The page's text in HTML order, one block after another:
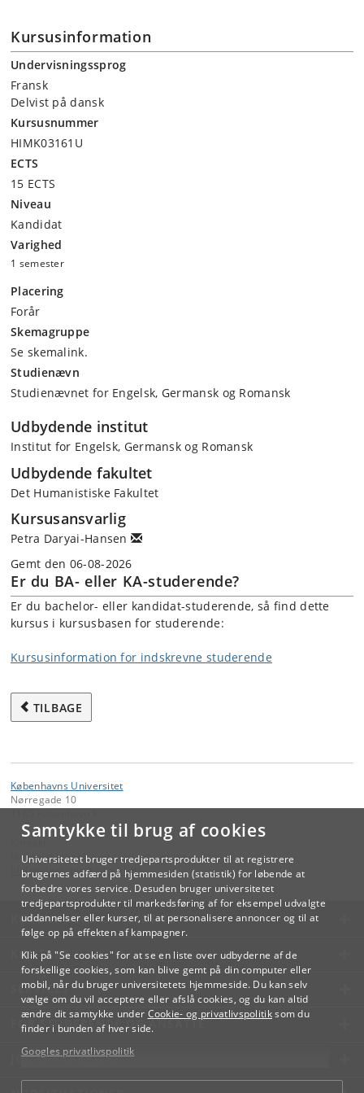
Samtykke til brug af cookies
Universitetet bruger tredjepartsprodukter til at registrere
brugernes adfærd på hjemmesiden (statistik) for løbende at
forbedre vores service. Desuden bruger universitetet
tredjepartsprodukter til markedsføring af for eksempel udvalgte
uddannelser eller kurser, til at personalisere annoncer og til at
følge op på effekten af kampagner.
Klik på "Se cookies" for at se en liste over udbyderne af de
forskellige cookies, som kan blive gemt på din computer eller
mobil, når du bruger universitetets hjemmeside. Du kan selv
vælge om du vil acceptere eller afslå cookies, og du kan altid
ændre dit samtykke under Cookie- og privatlivspolitiksom du
finder i bunden af hver side.
Googles privatlivspolitik
Kursusinformation
Undervisningssprog
Fransk
Delvist på dansk
Kursusnummer
HIMK03161U
ECTS
15 ECTS
Niveau
Kandidat
Varighed
1 semester
Placering
Forår
Skemagruppe
Se skemalink.
Studienævn
Studienævnet for Engelsk, Germansk og Romansk
Udbydende institut
Institut for Engelsk, Germansk og Romansk
Udbydende fakultet
Det Humanistiske Fakultet
Kursusansvarlig
Petra Daryai-Hansen
Gemt den 06-08-2026
Er du BA- eller KA-studerende?
Er du bachelor- eller kandidat-studerende, så find dette
kursus i kursusbasen for studerende:
Kursusinformation for indskrevne studerende
TILBAGE
Københavns Universitet
Nørregade 10
Videreuddannelse og Livslang Læring
lifelonglearning@adm.ku.dk
KØBENHAVNS UNIVERSITET
KONTAKT
SERVICES
FOR STUDERENDE OG ANSATTE
JOB OG KARRIERE